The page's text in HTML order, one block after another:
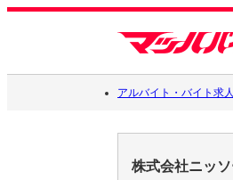
アルバイト・バイト求
株式会社ニッ